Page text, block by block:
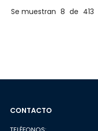
Se muestran 8 de 413
CONTACTO